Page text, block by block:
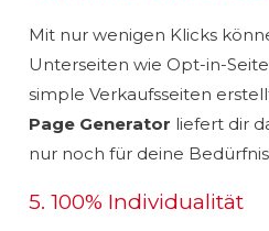
Mit nur wenigen Klicks
Unterseiten wie Opt-in-
simple Verkaufsseiten
Page Generator liefert dir
nur noch für deine
5. 100% Individualität